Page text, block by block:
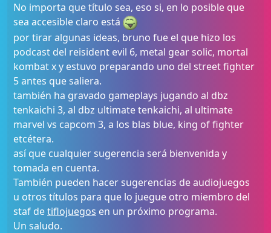
No importa que título sea, eso si, en lo posible que
sea accesible claro está
por tirar algunas ideas, bruno fue el que hizo los
podcast del reisident evil 6, metal gear solic, mortal
kombat x y estuvo preparando uno del street fighter
5 antes que saliera.
también ha gravado gameplays jugando al dbz
tenkaichi 3, al dbz ultimate tenkaichi, al ultimate
marvel vs capcom 3, a los blas blue, king of fighter
etcétera.
así que cualquier sugerencia será bienvenida y
tomada en cuenta.
También pueden hacer sugerencias de audiojuegos
u otros títulos para que lo juegue otro miembro del
staf detiflojuegos en un próximo programa.
Un saludo.